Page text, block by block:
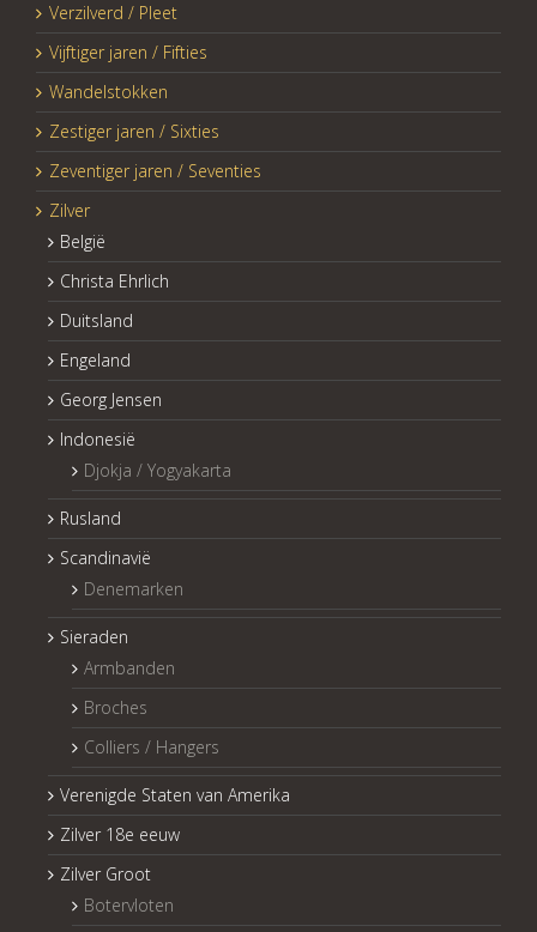
Verzilverd / Pleet
Vijftiger jaren / Fifties
Wandelstokken
Zestiger jaren / Sixties
Zeventiger jaren / Seventies
Zilver
België
Christa Ehrlich
Duitsland
Engeland
Georg Jensen
Indonesië
Djokja / Yogyakarta
Rusland
Scandinavië
Denemarken
Sieraden
Armbanden
Broches
Colliers / Hangers
Verenigde Staten van Amerika
Zilver 18e eeuw
Zilver Groot
Botervloten